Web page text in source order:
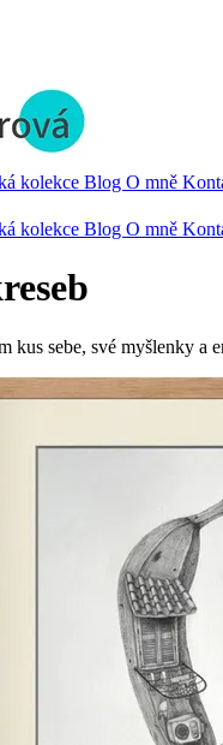
kolekce Blog O mně
kolekce Blog O mně
kus sebe, své myšlenky a